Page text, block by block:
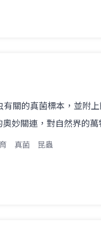
有關的真菌標本，並附
妙關連，對自然界的萬
真菌 昆蟲